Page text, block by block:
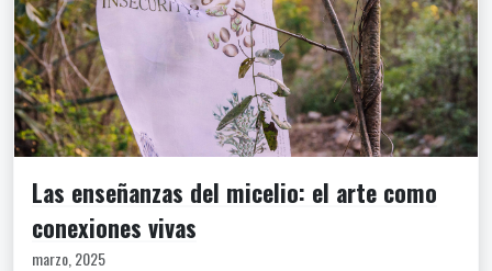
Las enseñanzas del micelio: el arte como
conexiones vivas
marzo, 2025